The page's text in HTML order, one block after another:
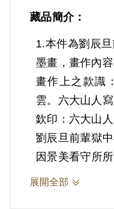
藏品簡介：
1.本件為劉辰
墨畫，畫作內容
畫作上之款識
雲。六大山人寫
欽印：六大山人
劉辰旦前輩獄
因景美看守所
防止自殺事件
展開全部